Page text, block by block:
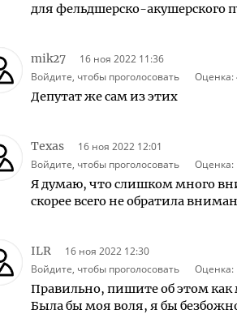
для фельдшерско-акушерского
mik27
16 ноя 2022 11:36
Войдите, чтобы проголосовать
Оценка:
Депутат же сам из этих
Texas
16 ноя 2022 12:01
Войдите, чтобы проголосовать
Оценка:
Я думаю, что слишком много
скорее всего не обратила
ILR
16 ноя 2022 12:30
Войдите, чтобы проголосовать
Оценка:
Правильно, пишите об этом
Была бы моя воля, я бы